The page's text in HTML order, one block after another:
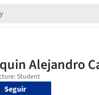
Seguir